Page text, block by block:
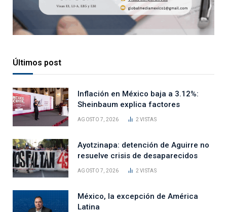
Últimos post
Inflación en México baja a 3.12%:
Sheinbaum explica factores
AGOSTO 7, 2026 2VISTAS
Ayotzinapa: detención de Aguirre no
resuelve crisis de desaparecidos
AGOSTO 7, 2026 2VISTAS
México, la excepción de América
Latina